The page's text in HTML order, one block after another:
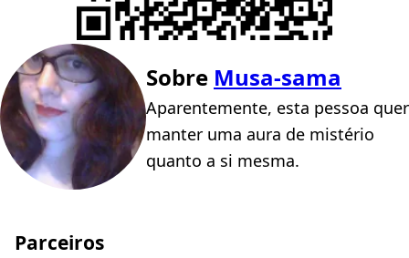
Sobre Musa-sama
Aparentemente, esta pessoa quer
manter uma aura de mistério
quanto a si mesma.
Parceiros